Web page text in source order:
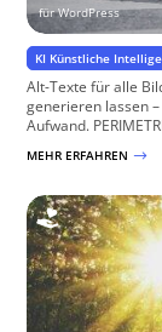
für WordPress
KI Künstliche
Alt-Texte für alle
generieren lassen
Aufwand.
MEHR ERFAHREN $